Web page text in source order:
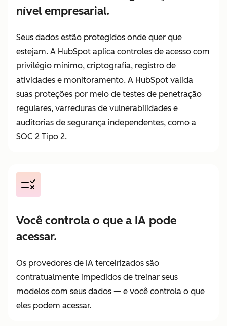
nível empresarial.
Seus dados estão protegidos onde quer que
estejam. A HubSpot aplica controles de acesso com
privilégio mínimo, criptografia, registro de
atividades e monitoramento. A HubSpot valida
suas proteções por meio de testes de penetração
regulares, varreduras de vulnerabilidades e
auditorias de segurança independentes, como a
SOC 2 Tipo 2.
Você controla o que a IA pode
acessar.
Os provedores de IA terceirizados são
contratualmente impedidos de treinar seus
modelos com seus dados — e você controla o que
eles podem acessar.